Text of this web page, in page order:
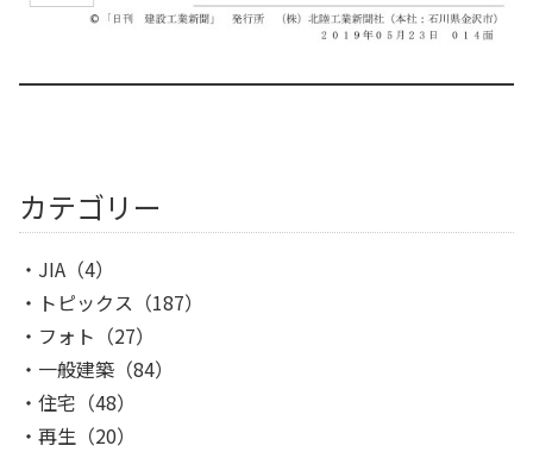
カテゴリー
JIA （4）
トピックス （187）
フォト （27）
一般建築 （84）
住宅 （48）
再生 （20）